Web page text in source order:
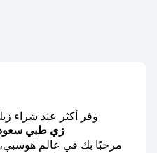
وفر أكثر عند شراء
زي طبي
مرحبًا بك في عالم هوسبي،